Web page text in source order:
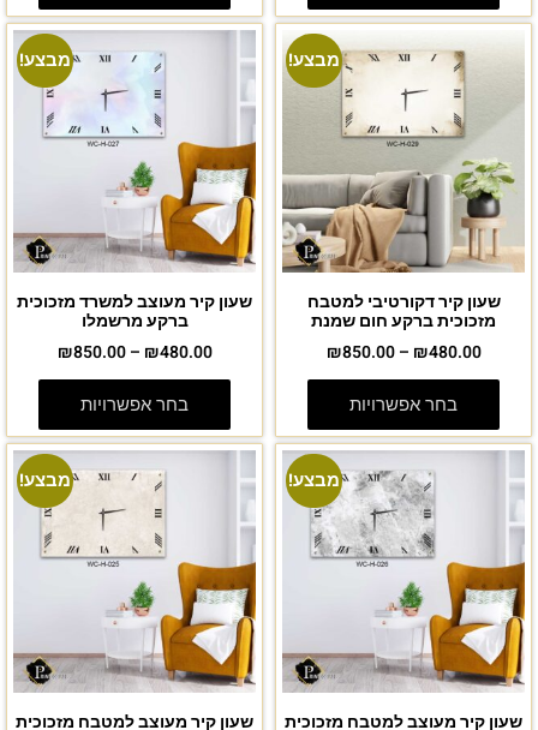
מבצע!
שעון קיר דקורטיבי למטבח
מזכוכית ברקע חום שמנת
₪480.00
–
₪850.00
בחר אפשרויות
מבצע!
שעון קיר מעוצב למשרד מזכוכית
ברקע מרשמלו
₪480.00
–
₪850.00
בחר אפשרויות
מבצע!
שעון קיר מעוצב למטבח מזכוכית
מבצע!
שעון קיר מעוצב למטבח מזכוכית